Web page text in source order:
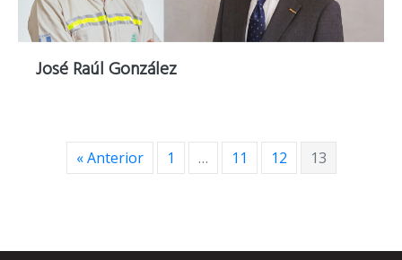
José Raúl González
« Anterior 1 … 11 12 13